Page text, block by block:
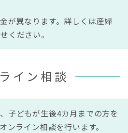
が異なります。詳しくは産婦
ください。
イン相談
子どもが生後4カ月までの方を
ライン相談を行います。